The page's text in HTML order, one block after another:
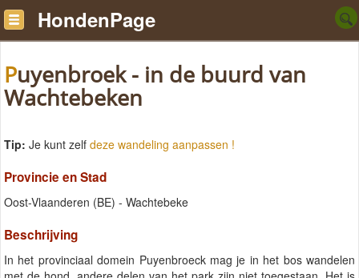
HondenPage
Puyenbroek - in de buurd van
Wachtebeken
Tip: Je kunt zelf deze wandeling aanpassen !
Provincie en Stad
Oost-Vlaanderen (BE) - Wachtebeke
Beschrijving
In het provinciaal domein Puyenbroeck mag je in het bos wandelen